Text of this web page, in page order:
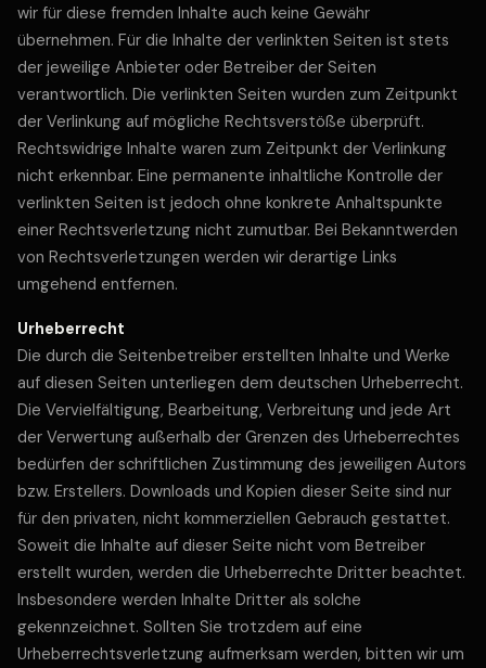
wir für diese fremden Inhalte auch keine Gewähr
übernehmen. Für die Inhalte der verlinkten Seiten ist stets
der jeweilige Anbieter oder Betreiber der Seiten
verantwortlich. Die verlinkten Seiten wurden zum Zeitpunkt
der Verlinkung auf mögliche Rechtsverstöße überprüft.
Rechtswidrige Inhalte waren zum Zeitpunkt der Verlinkung
nicht erkennbar. Eine permanente inhaltliche Kontrolle der
verlinkten Seiten ist jedoch ohne konkrete Anhaltspunkte
einer Rechtsverletzung nicht zumutbar. Bei Bekanntwerden
von Rechtsverletzungen werden wir derartige Links
umgehend entfernen.
Urheberrecht
Die durch die Seitenbetreiber erstellten Inhalte und Werke
auf diesen Seiten unterliegen dem deutschen Urheberrecht.
Die Vervielfältigung, Bearbeitung, Verbreitung und jede Art
der Verwertung außerhalb der Grenzen des Urheberrechtes
bedürfen der schriftlichen Zustimmung des jeweiligen Autors
bzw. Erstellers. Downloads und Kopien dieser Seite sind nur
für den privaten, nicht kommerziellen Gebrauch gestattet.
Soweit die Inhalte auf dieser Seite nicht vom Betreiber
erstellt wurden, werden die Urheberrechte Dritter beachtet.
Insbesondere werden Inhalte Dritter als solche
gekennzeichnet. Sollten Sie trotzdem auf eine
Urheberrechtsverletzung aufmerksam werden, bitten wir um